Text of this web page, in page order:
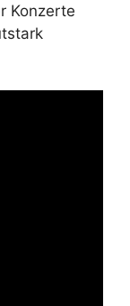
Konzerte